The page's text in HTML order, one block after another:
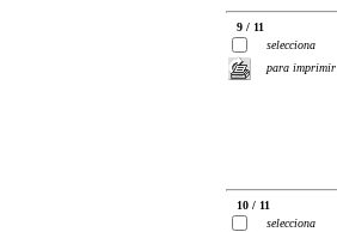
9 / 11
selecciona
para imprimir
10 / 11
selecciona